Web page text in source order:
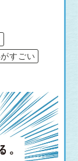
すごい